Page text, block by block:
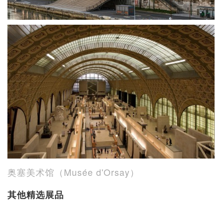
奥塞美术馆（Musée d'Orsay）
其他精选展品